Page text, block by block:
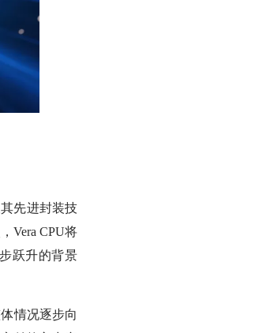
先进封装技
Vera CPU将
跃升的背景
情况逐步向